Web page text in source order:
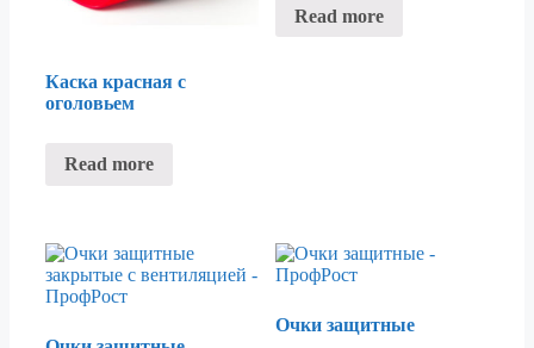
Каска красная с
оголовьем
Read more
Read more
Очки защитные